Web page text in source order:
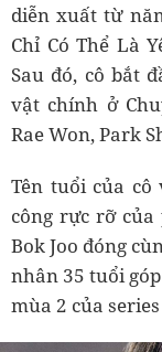
diễn xuất từ
Chỉ Có Thể Là
Sau đó, cô bắt
vật chính ở
Rae Won, Park
Tên tuổi của cô
công rực rỡ của
Bok Joo đóng
nhân 35 tuổi
mùa 2 của